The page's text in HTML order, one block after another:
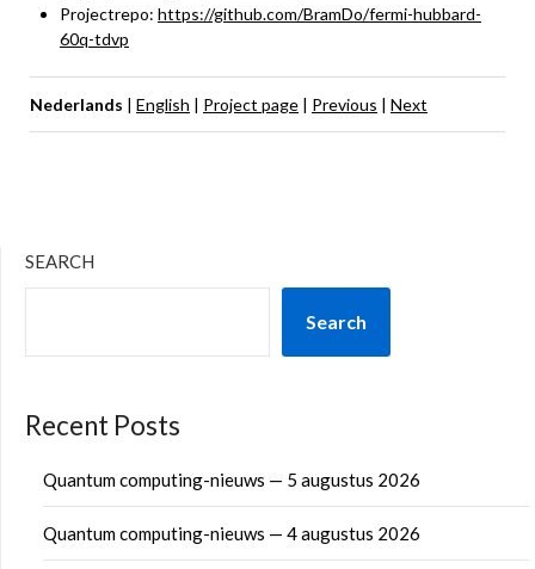
Projectrepo: https://github.com/BramDo/fermi-hubbard-
60q-tdvp
Nederlands | English | Project page | Previous | Next
SEARCH
Search
Recent Posts
Quantum computing-nieuws — 5 augustus 2026
Quantum computing-nieuws — 4 augustus 2026